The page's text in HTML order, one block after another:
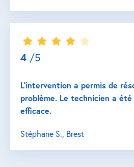
4 /5
L’intervention a permis de
problème. Le technicien a
efficace.
Stéphane S., Brest